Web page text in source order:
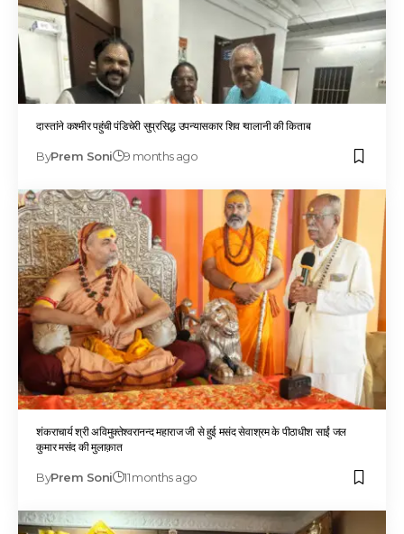
दास्तांने कश्मीर पहुंची पंडिचेरी सुप्रसिद्ध उपन्यासकार शिव ग्वालानी की किताब
ByPrem Soni 9 months ago
शंकराचार्य श्री अविमुक्तेश्वरानन्द महाराज जी से हुई मसंद सेवाश्रम के पीठाधीश साईं जल
कुमार मसंद की मुलाक़ात
ByPrem Soni 11 months ago